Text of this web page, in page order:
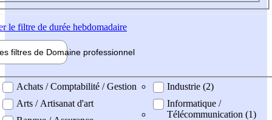
le filtre de durée hebdomadaire
filtres de Domaine professionnel
professionel
Achats / Comptabilité / Gestion
Arts / Artisanat d'art
Industrie (2)
Informatique /
Télécommunication (1)